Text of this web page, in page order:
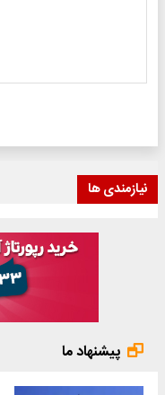
نیازمندی ها
پیشنهاد ما